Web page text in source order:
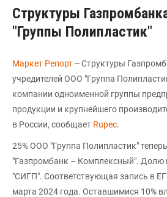
Структуры
"Группы Полипластик"
Маркет Репорт-- Структуры
учредителей ООО "Группа
компании одноименной группы
продукции и крупнейшего
в России, сообщает Rupec.
25% ООО "Группа Полипластик"
"Газпромбанк – Комплексный". Долю
"СИГП". Соответствующая запись в
марта 2024 года. Оставшимися 10%